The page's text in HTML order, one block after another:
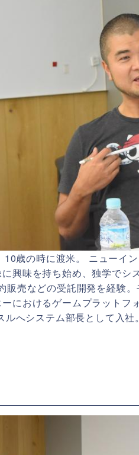
10歳の時に渡米。 ニューイ
興味を持ち始め、独学で
販売などの受託開発を経験
におけるゲームプラット
へシステム部長として入社